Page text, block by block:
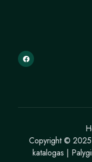
Copyright ©
katalogas |